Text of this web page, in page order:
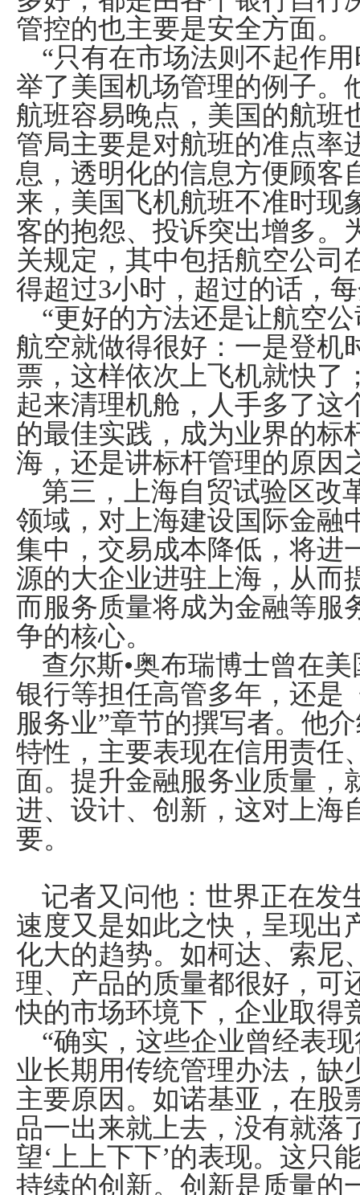
管控的也主要是安全方面。
“只有在市场法则不起作
举了美国机场管理的例子。
航班容易晚点，美国的航班
管局主要是对航班的准点率
息，透明化的信息方便顾客
来，美国飞机航班不准时现
客的抱怨、投诉突出增多。
关规定，其中包括航空公司
得超过3小时，超过的话，
“更好的方法还是让航空
航空就做得很好：一是登机
票，这样依次上飞机就快了
起来清理机舱，人手多了这
的最佳实践，成为业界的标
海，还是讲标杆管理的原因
第三，上海自贸试验区改
领域，对上海建设国际金融
集中，交易成本降低，将进
源的大企业进驻上海，从而
而服务质量将成为金融等服
争的核心。
查尔斯•奥布瑞博士曾在
银行等担任高管多年，还是
服务业”章节的撰写者。他
特性，主要表现在信用责任
面。提升金融服务业质量，
进、设计、创新，这对上海
要。
记者又问他：世界正在发
速度又是如此之快，呈现出
化大的趋势。如柯达、索尼
理、产品的质量都很好，可
快的市场环境下，企业取得
“确实，这些企业曾经表
业长期用传统管理办法，缺
主要原因。如诺基亚，在股
品一出来就上去，没有就落
望‘上上下下’的表现。这只
持续的创新。创新是质量的